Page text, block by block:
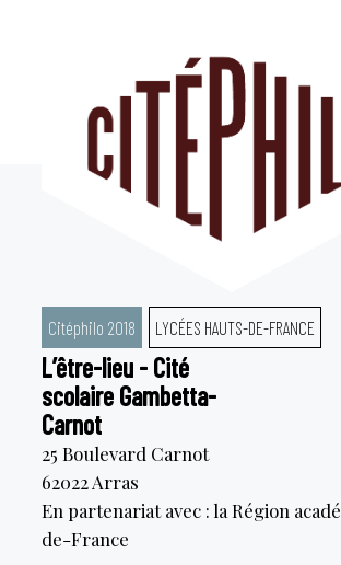
Citéphilo 2018 LYCÉES HAUTS-DE-FRANCE
L’être-lieu - Cité
scolaire Gambetta-
Carnot
25 Boulevard Carnot
62022 Arras
En partenariat avec : la Région
de-France